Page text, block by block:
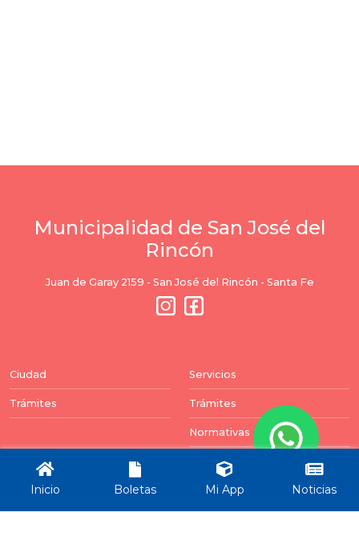
Municipalidad de San José del
Rincón
Juan de Garay 2159 - San José del Rincón - Santa Fe
Ciudad
Trámites
Servicios
Trámites
Normativas
Balances
Newsletter
Inicio Boletas Mi App Noticias